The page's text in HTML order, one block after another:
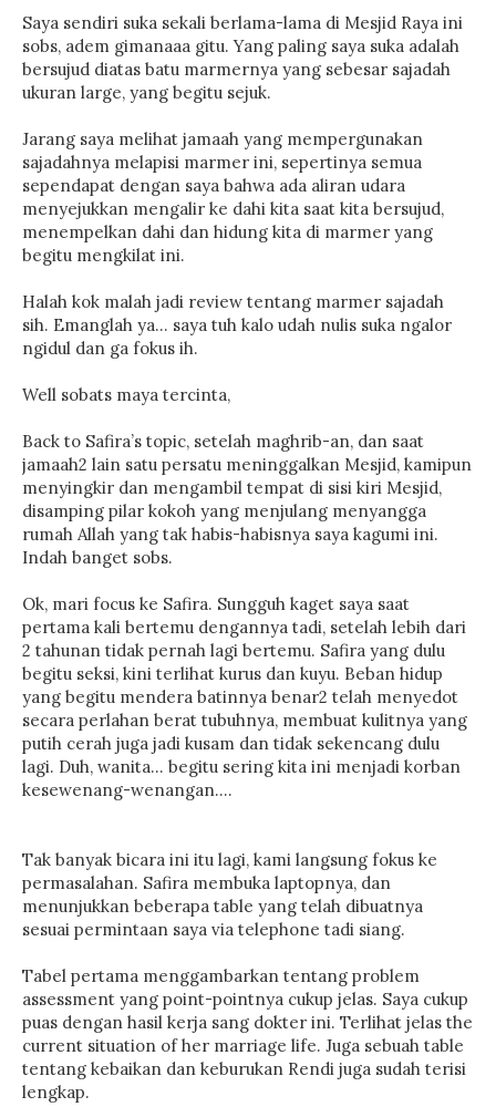
Saya sendiri suka sekali berlama-lama di Mesjid Raya ini
sobs, adem gimanaaa gitu. Yang paling saya suka adalah
bersujud diatas batu marmernya yang sebesar sajadah
ukuran large, yang begitu sejuk.
Jarang saya melihat jamaah yang mempergunakan
sajadahnya melapisi marmer ini, sepertinya semua
sependapat dengan saya bahwa ada aliran udara
menyejukkan mengalir ke dahi kita saat kita bersujud,
menempelkan dahi dan hidung kita di marmer yang
begitu mengkilat ini.
Halah kok malah jadi review tentang marmer sajadah
sih. Emanglah ya… saya tuh kalo udah nulis suka ngalor
ngidul dan ga fokus ih.
Well sobats maya tercinta,
Back to Safira’s topic, setelah maghrib-an, dan saat
jamaah2 lain satu persatu meninggalkan Mesjid, kamipun
menyingkir dan mengambil tempat di sisi kiri Mesjid,
disamping pilar kokoh yang menjulang menyangga
rumah Allah yang tak habis-habisnya saya kagumi ini.
Indah banget sobs.
Ok, mari focus ke Safira. Sungguh kaget saya saat
pertama kali bertemu dengannya tadi, setelah lebih dari
2 tahunan tidak pernah lagi bertemu. Safira yang dulu
begitu seksi, kini terlihat kurus dan kuyu. Beban hidup
yang begitu mendera batinnya benar2 telah menyedot
secara perlahan berat tubuhnya, membuat kulitnya yang
putih cerah juga jadi kusam dan tidak sekencang dulu
lagi. Duh, wanita… begitu sering kita ini menjadi korban
kesewenang-wenangan….
Tak banyak bicara ini itu lagi, kami langsung fokus ke
permasalahan. Safira membuka laptopnya, dan
menunjukkan beberapa table yang telah dibuatnya
sesuai permintaan saya via telephone tadi siang.
Tabel pertama menggambarkan tentang problem
assessment yang point-pointnya cukup jelas. Saya cukup
puas dengan hasil kerja sang dokter ini. Terlihat jelas the
current situation of her marriage life. Juga sebuah table
tentang kebaikan dan keburukan Rendi juga sudah terisi
lengkap.